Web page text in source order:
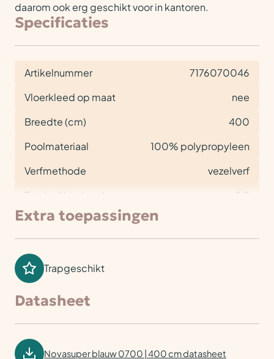
daarom ook erg geschikt voor in kantoren.
Specificaties
Artikelnummer
7176070046
Vloerkleed op maat
nee
Breedte (cm)
400
Poolmateriaal
100% polypropyleen
Verfmethode
vezelverf
Totale dikte (mm)
5,2
Extra toepassingen
Trapgeschikt
Datasheet
Novasuper blauw 0700 | 400 cm datasheet